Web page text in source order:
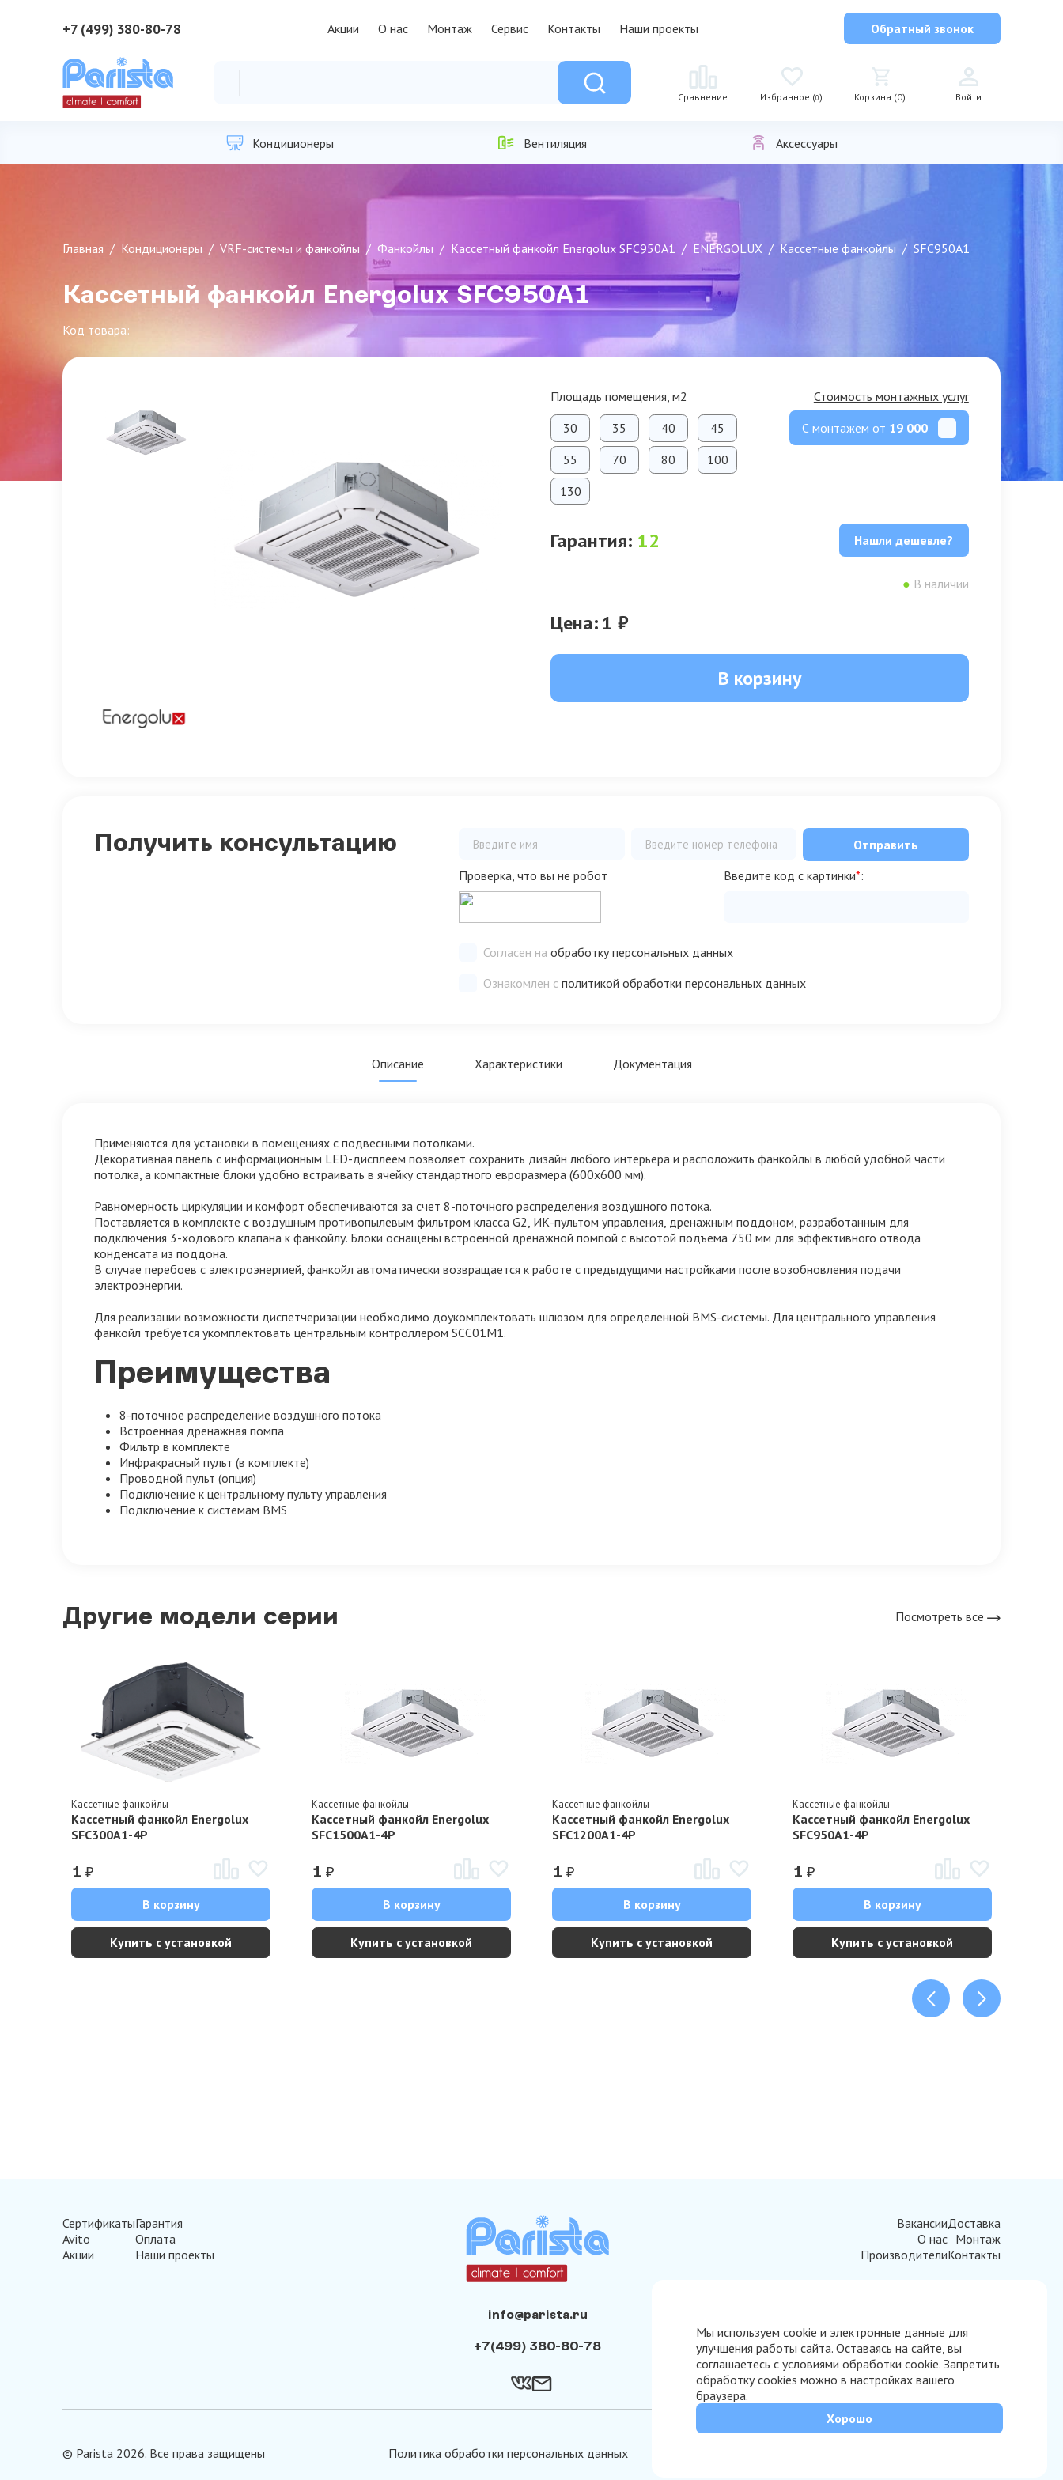
+7 (499) 380-80-78 Акции О нас Монтаж Сервис Контакты Наши проекты Обратный звонок
Сравнение Избранное (0) Корзина (0) Войти
Кондиционеры Вентиляция Аксессуары
Главная Кондиционеры VRF-системы и фанкойлы Фанкойлы Кассетный фанкойл Energolux SFC950A1 ENERGOLUX Кассетные фанкойлы SFC950A1
Кассетный фанкойл Energolux SFC950A1
Код товара:
Площадь помещения, м2
30 35 40
45
55
70 80
100
130
Стоимость монтажных услуг
С монтажем от 19 000
Гарантия: 12 Нашли дешевле?
● В наличии
Цена:1 ₽
В корзину
Получить консультацию
Отправить
Проверка, что вы не робот
Введите код с картинки*:
Согласен наобработку персональных данных
Ознакомлен сполитикой обработки персональных данных
Описание Характеристики Документация
Применяются для установки в помещениях с подвесными потолками.
Декоративная панель с информационным LED-дисплеем позволяет сохранить дизайн любого интерьера и расположить фанкойлы в любой удобной части
потолка, а компактные блоки удобно встраивать в ячейку стандартного евроразмера (600х600 мм).
Равномерность циркуляции и комфорт обеспечиваются за счет 8-поточного распределения воздушного потока.
Поставляется в комплекте с воздушным противопылевым фильтром класса G2, ИК-пультом управления, дренажным поддоном, разработанным для
подключения 3-ходового клапана к фанкойлу. Блоки оснащены встроенной дренажной помпой с высотой подъема 750 мм для эффективного отвода
конденсата из поддона.
В случае перебоев с электроэнергией, фанкойл автоматически возвращается к работе с предыдущими настройками после возобновления подачи
электроэнергии.
Для реализации возможности диспетчеризации необходимо доукомплектовать шлюзом для определенной BMS-системы. Для центрального управления
фанкойл требуется укомплектовать центральным контроллером SCC01M1.
Преимущества
8-поточное распределение воздушного потока
Встроенная дренажная помпа
Фильтр в комплекте
Инфракрасный пульт (в комплекте)
Проводной пульт (опция)
Подключение к центральному пульту управления
Подключение к системам BMS
Другие модели серии Посмотреть все
Кассетные фанкойлы
Кассетный фанкойл Energolux
SFC300A1-4P
1₽
В корзину
Купить с установкой
Кассетные фанкойлы
Кассетный фанкойл Energolux
SFC1500A1-4P
1₽
В корзину
Купить с установкой
Кассетные фанкойлы
Кассетный фанкойл Energolux
SFC1200A1-4P
1₽
В корзину
Купить с установкой
Кассетные фанкойлы
Кассетный фанкойл Energolux
SFC950A1-4P
1₽
В корзину
Купить с установкой
Сертификаты
Avito
Акции
Гарантия
Оплата
Наши проекты
info@parista.ru
+7(499) 380-80-78
Вакансии
О нас
Производители
Доставка
Монтаж
Контакты
© Parista 2026. Все права защищены Политика обработки персональных данных
Мы используем cookie и электронные данные для
улучшения работы сайта. Оставаясь на сайте, вы
соглашаетесь с условиями обработки cookie. Запретить
обработку cookies можно в настройках вашего
браузера.
Хорошо